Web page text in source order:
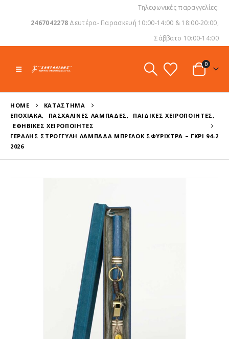
Τηλεφωνικές παραγγελίες:
2467042278 Δευτέρα- Παρασκευή 10:00-14:00 & 18:00-20:00,
Σάββατο 10:00-14:00
0
HOME
ΚΑΤΆΣΤΗΜΑ
ΕΠΟΧΙΑΚΆ, ΠΑΣΧΑΛΙΝΈΣ ΛΑΜΠΆΔΕΣ, ΠΑΙΔΙΚΈΣ ΧΕΙΡΟΠΟΊΗΤΕΣ,
ΕΦΗΒΙΚΈΣ ΧΕΙΡΟΠΟΊΗΤΕΣ
ΓΕΡΑΛΉΣ ΣΤΡΟΓΓΥΛΉ ΛΑΜΠΆΔΑ ΜΠΡΕΛΌΚ ΣΦΥΡΊΧΤΡΑ – ΓΚΡΙ 94-2
2026